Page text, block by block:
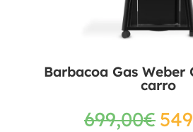
Barbacoa Gas Weber
carro
699,00€